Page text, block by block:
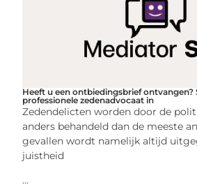
Heeft u een ontbiedingsbrief ontvangen?
professionele zedenadvocaat in
Zedendelicten worden door de
anders behandeld dan de meeste
gevallen wordt namelijk altijd
juistheid
...